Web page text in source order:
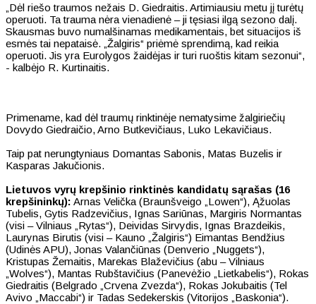
„Dėl riešo traumos nežais D. Giedraitis. Artimiausiu metu jį turėtų
operuoti. Ta trauma nėra vienadienė – ji tęsiasi ilgą sezono dalį.
Skausmas buvo numalšinamas medikamentais, bet situacijos iš
esmės tai nepataisė. „Žalgiris“ priėmė sprendimą, kad reikia
operuoti. Jis yra Eurolygos žaidėjas ir turi ruoštis kitam sezonui“,
- kalbėjo R. Kurtinaitis.
Primename, kad dėl traumų rinktinėje nematysime žalgiriečių
Dovydo Giedraičio, Arno Butkevičiaus, Luko Lekavičiaus.
Taip pat nerungtyniaus Domantas Sabonis, Matas Buzelis ir
Kasparas Jakučionis.
Lietuvos vyrų krepšinio rinktinės kandidatų sąrašas (16
krepšininkų): Arnas Velička (Braunšveigo „Lowen“), Ąžuolas
Tubelis, Gytis Radzevičius, Ignas Sariūnas, Margiris Normantas
(visi – Vilniaus „Rytas“), Deividas Sirvydis, Ignas Brazdeikis,
Laurynas Birutis (visi – Kauno „Žalgiris“) Eimantas Bendžius
(Udinės APU), Jonas Valančiūnas (Denverio „Nuggets“),
Kristupas Žemaitis, Marekas Blaževičius (abu – Vilniaus
„Wolves“), Mantas Rubštavičius (Panevėžio „Lietkabelis“), Rokas
Giedraitis (Belgrado „Crvena Zvezda“), Rokas Jokubaitis (Tel
Avivo „Maccabi“) ir Tadas Sedekerskis (Vitorijos „Baskonia“).